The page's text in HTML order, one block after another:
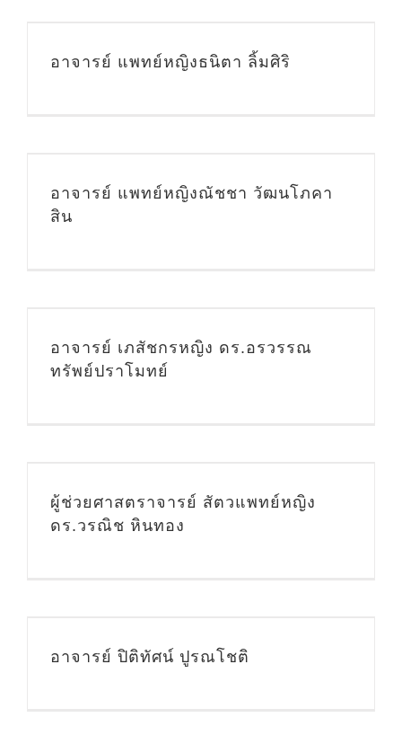
อาจารย์ แพทย์หญิงธนิตา ลิ้มศิริ
อาจารย์ แพทย์หญิงณัชชา วัฒนโภคา
สิน
อาจารย์ เภสัชกรหญิง ดร.อรวรรณ
ทรัพย์ปราโมทย์
ผู้ช่วยศาสตราจารย์ สัตวแพทย์หญิง
ดร.วรณิช หินทอง
อาจารย์ ปิติทัศน์ ปูรณโชติ